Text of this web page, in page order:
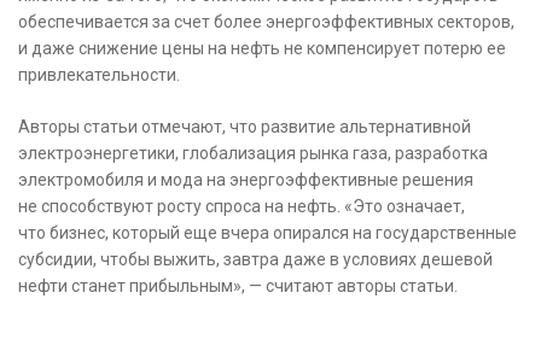
обеспечивается за счет более энергоэффективных секторов,
и даже снижение цены на нефть не компенсирует потерю ее
привлекательности.
Авторы статьи отмечают, что развитие альтернативной
электроэнергетики, глобализация рынка газа, разработка
электромобиля и мода на энергоэффективные решения
не способствуют росту спроса на нефть. «Это означает,
что бизнес, который еще вчера опирался на государственные
субсидии, чтобы выжить, завтра даже в условиях дешевой
нефти станет прибыльным», — считают авторы статьи.